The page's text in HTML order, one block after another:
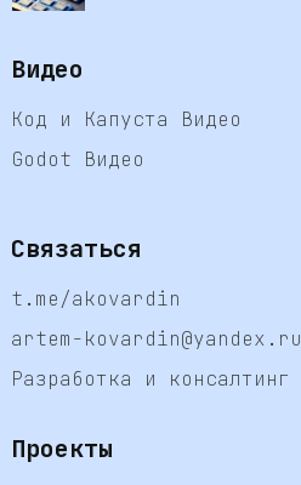
Видео
Код и Капуста Видео
Godot Видео
Связаться
t.me/akovardin
artem-kovardin@yandex.ru
Разработка и консалтинг
Проекты